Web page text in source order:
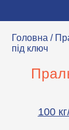
Пральні
Сушильні
Головна /
під ключ
100